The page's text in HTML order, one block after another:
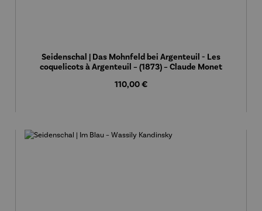
Seidenschal | Das Mohnfeld bei Argenteuil - Les
coquelicots à Argenteuil – (1873) – Claude Monet
Regulärer Preis:
110,00 €